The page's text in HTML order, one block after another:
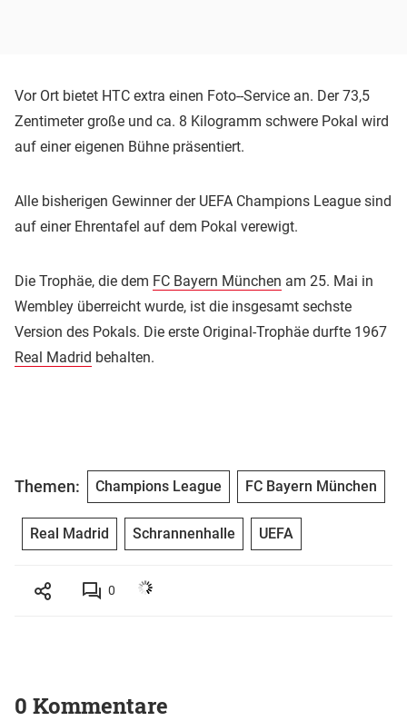
Vor Ort bietet HTC extra einen Foto-­-Service an. Der 73,5
Zentimeter große und ca. 8 Kilogramm schwere Pokal wird
auf einer eigenen Bühne präsentiert.
Alle bisherigen Gewinner der UEFA Champions League sind
auf einer Ehrentafel auf dem Pokal verewigt.
Die Trophäe, die dem FC Bayern München am 25. Mai in
Wembley überreicht wurde, ist die insgesamt sechste
Version des Pokals. Die erste Original-Trophäe durfte 1967
Real Madrid behalten.
Themen: Champions League FC Bayern München
Real Madrid Schrannenhalle UEFA
0
0 Kommentare